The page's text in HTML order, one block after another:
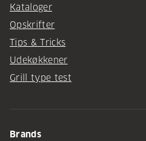
Kataloger
Opskrifter
Tips & Tricks
Udekøkkener
Grill type test
Brands